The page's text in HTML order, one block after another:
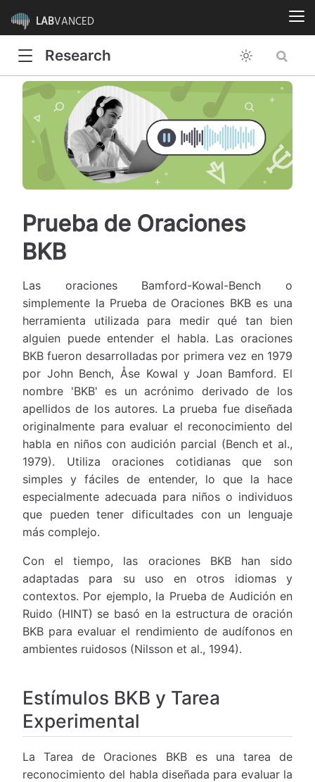
LABVANCED
Research
Prueba de Oraciones
BKB
Las oraciones Bamford-Kowal-Bench o
simplemente la Prueba de Oraciones BKB es una
herramienta utilizada para medir qué tan bien
alguien puede entender el habla. Las oraciones
BKB fueron desarrolladas por primera vez en 1979
por John Bench, Åse Kowal y Joan Bamford. El
nombre 'BKB' es un acrónimo derivado de los
apellidos de los autores. La prueba fue diseñada
originalmente para evaluar el reconocimiento del
habla en niños con audición parcial (Bench et al.,
1979). Utiliza oraciones cotidianas que son
simples y fáciles de entender, lo que la hace
especialmente adecuada para niños o individuos
que pueden tener dificultades con un lenguaje
más complejo.
Con el tiempo, las oraciones BKB han sido
adaptadas para su uso en otros idiomas y
contextos. Por ejemplo, la Prueba de Audición en
Ruido (HINT) se basó en la estructura de oración
BKB para evaluar el rendimiento de audífonos en
ambientes ruidosos (Nilsson et al., 1994).
Estímulos BKB y Tarea
Experimental
La Tarea de Oraciones BKB es una tarea de
reconocimiento del habla diseñada para evaluar la